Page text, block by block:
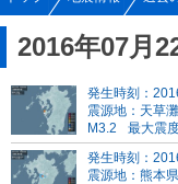
2016年07月
発生時刻：
震源地：天草
M3.2
最大震
発生時刻：
震源地：熊本